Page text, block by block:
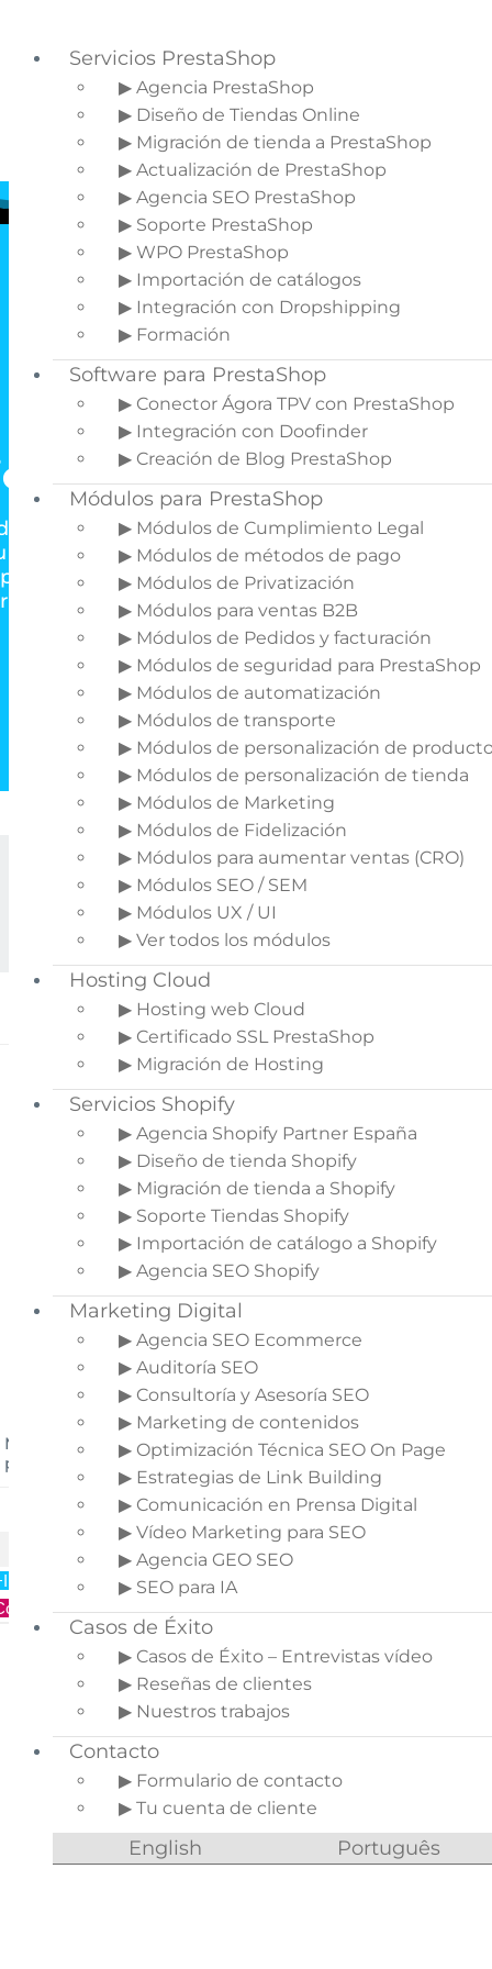
Saltar a la navegación principal
Saltar al contenido principal
Módulos de
Privatización de
y contenido
para gestionar la privatización de
tienda online y sus contenidos. Con
y actualizaciones, desarrollados
un equipo de profesionales expertos
en PrestaShop.
Inicio
Módulos de Privatización
Módulo para hacer la tienda Privada
para profesionales
Precio:59,99€
Versiones compatibles: 1.7.8.11 / 8.2.7 / 9.1.4
Servicios PrestaShop
▶ Agencia PrestaShop
▶ Diseño de Tiendas Online
▶ Migración de tienda a PrestaShop
▶ Actualización de PrestaShop
▶ Agencia SEO PrestaShop
▶ Soporte PrestaShop
▶ WPO PrestaShop
▶ Importación de catálogos
▶ Integración con Dropshipping
▶ Formación
Software para PrestaShop
▶ Conector Ágora TPV con PrestaShop
▶ Integración con Doofinder
▶ Creación de Blog PrestaShop
Módulos para PrestaShop
▶ Módulos de Cumplimiento Legal
▶ Módulos de métodos de pago
▶ Módulos de Privatización
▶ Módulos para ventas B2B
▶ Módulos de Pedidos y facturación
▶ Módulos de seguridad para PrestaShop
▶ Módulos de automatización
▶ Módulos de transporte
▶ Módulos de personalización de
▶ Módulos de personalización de tienda
▶ Módulos de Marketing
▶ Módulos de Fidelización
▶ Módulos para aumentar ventas (CRO)
▶ Módulos SEO / SEM
▶ Módulos UX / UI
▶ Ver todos los módulos
Hosting Cloud
▶ Hosting web Cloud
▶ Certificado SSL PrestaShop
▶ Migración de Hosting
Servicios Shopify
▶ Agencia Shopify Partner España
▶ Diseño de tienda Shopify
▶ Migración de tienda a Shopify
▶ Soporte Tiendas Shopify
▶ Importación de catálogo a Shopify
▶ Agencia SEO Shopify
Marketing Digital
▶ Agencia SEO Ecommerce
▶ Auditoría SEO
▶ Consultoría y Asesoría SEO
▶ Marketing de contenidos
▶ Optimización Técnica SEO On Page
▶ Estrategias de Link Building
▶ Comunicación en Prensa Digital
▶ Vídeo Marketing para SEO
▶ Agencia GEO SEO
▶ SEO para IA
Casos de Éxito
▶ Casos de Éxito – Entrevistas vídeo
▶ Reseñas de clientes
▶ Nuestros trabajos
Contacto
▶ Formulario de contacto
▶ Tu cuenta de cliente
English Português